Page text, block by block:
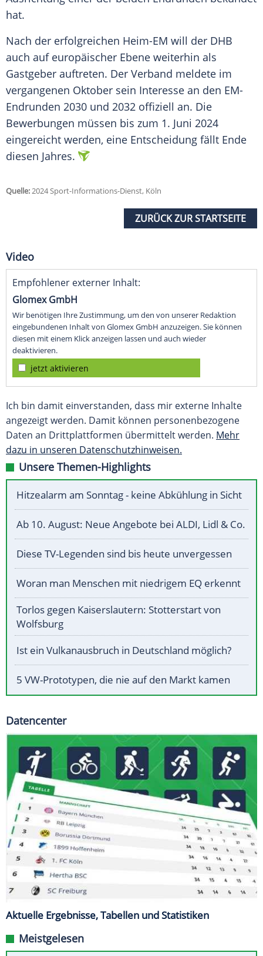
hat.
Nach der erfolgreichen Heim-EM will der DHB
auch auf europäischer Ebene weiterhin als
Gastgeber auftreten. Der Verband meldete im
vergangenen Oktober sein Interesse an den EM-
Endrunden 2030 und 2032 offiziell an. Die
Bewerbungen müssen bis zum 1. Juni 2024
eingereicht werden, eine Entscheidung fällt Ende
diesen Jahres.
Quelle:2024 Sport-Informations-Dienst, Köln
ZURÜCK ZUR STARTSEITE
Video
Empfohlener externer Inhalt:
Glomex GmbH
Wir benötigen Ihre Zustimmung, um den von unserer Redaktion
eingebundenen Inhalt von Glomex GmbH anzuzeigen. Sie können
diesen mit einem Klick anzeigen lassen und auch wieder
deaktivieren.
jetzt aktivieren
Ich bin damit einverstanden, dass mir externe Inhalte
angezeigt werden. Damit können personenbezogene
Daten an Drittplattformen übermittelt werden. Mehr
dazu in unseren Datenschutzhinweisen.
Unsere Themen-Highlights
Hitzealarm am Sonntag - keine Abkühlung in Sicht
Ab 10. August: Neue Angebote bei ALDI, Lidl & Co.
Diese TV-Legenden sind bis heute unvergessen
Woran man Menschen mit niedrigem EQ erkennt
Torlos gegen Kaiserslautern: Stotterstart von
Wolfsburg
Ist ein Vulkanausbruch in Deutschland möglich?
5 VW-Prototypen, die nie auf den Markt kamen
Datencenter
Aktuelle Ergebnisse, Tabellen und Statistiken
Meistgelesen